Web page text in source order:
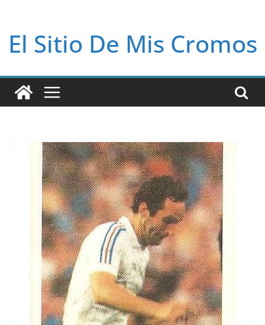
El Sitio De Mis Cromos